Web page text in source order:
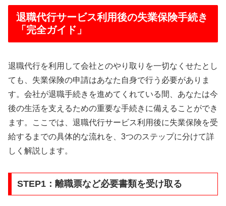
退職代行サービス利用後の失業保険手続き
「完全ガイド」
退職代行を利用して会社とのやり取りを一切なくせたとし
ても、失業保険の申請はあなた自身で行う必要がありま
す。会社が退職手続きを進めてくれている間、あなたは今
後の生活を支えるための重要な手続きに備えることができ
ます。ここでは、退職代行サービス利用後に失業保険を受
給するまでの具体的な流れを、3つのステップに分けて詳
しく解説します。
STEP1：離職票など必要書類を受け取る